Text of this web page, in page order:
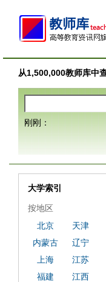
从1,500,000教师库中
刚刚：
大学索引
按地区
北京
天津
内蒙古
辽宁
上海
江苏
福建
江西